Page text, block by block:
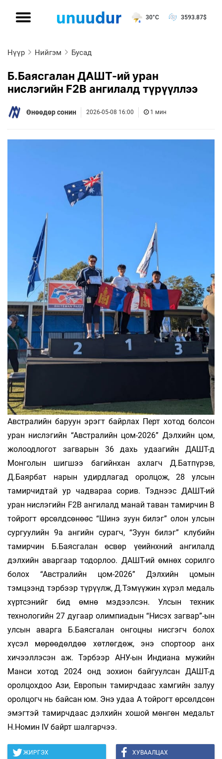
30°C 3593.87$
Нүүр Нийгэм Бусад
Б.Баясгалан ДАШТ-ий уран
нислэгийн F2B ангилалд түрүүллээ
Өнөөдөр сонин 2026-05-08 16:00 1 мин
Австралийн баруун эрэгт байрлах Перт хотод болсон
уран нислэгийн “Австралийн цом-2026” Дэлхийн цом,
жолоодлогот загварын 36 дахь удаагийн ДАШТ-д
Монголын шигшээ багийнхан ахлагч Д.Батпүрэв,
Д.Баярбат нарын удирдлагад оролцож, 28 улсын
тамирчидтай ур чадвараа сорив. Тэднээс ДАШТ-ий
уран нислэгийн F2B ангилалд манай таван тамирчин B
тойрогт өрсөлдсөнөөс “Шинэ зуун билэг” олон улсын
сургуулийн 9а ангийн сурагч, “Зуун билэг” клубийн
тамирчин Б.Баясгалан өсвөр үеийнхний ангилалд
дэлхийн аваргаар тодорлоо. ДАШТ-ий өмнөх сорилго
болох “Австралийн цом-2026” Дэлхийн цомын
тэмцээнд тэрбээр түрүүлж, Д.Тэмүүжин хүрэл медаль
хүртсэнийг бид өмнө мэдээлсэн. Улсын техник
технологийн 27 дугаар олимпиадын “Нисэх загвар”-ын
улсын аварга Б.Баясгалан онгоцны нисгэгч болох
хүсэл мөрөөдөлдөө хөтлөгдөж, энэ спортоор анх
хичээллэсэн аж. Тэрбээр АНУ-ын Индиана мужийн
Манси хотод 2024 онд зохион байгуулсан ДАШТ-д
оролцохдоо Ази, Европын тамирчдаас хамгийн залуу
оролцогч нь байсан юм. Энэ удаа А тойрогт өрсөлдсөн
эмэгтэй тамирчдаас дэлхийн хошой мөнгөн медальт
Н.Номин IV байрт шалгарчээ.
ЖИРГЭХ ХУВААЛЦАХ